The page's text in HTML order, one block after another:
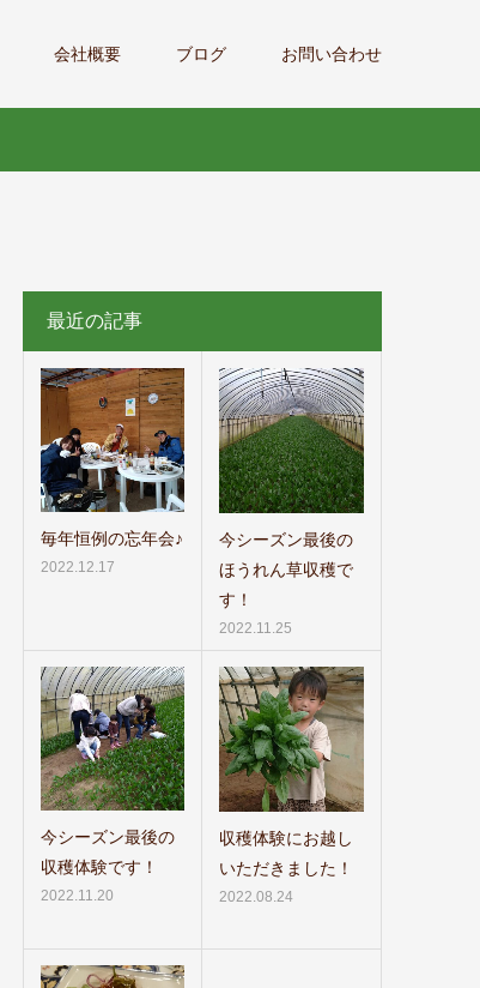
会社概要 ブログ お問い合わせ
最近の記事
毎年恒例の忘年会♪
2022.12.17
今シーズン最後の
ほうれん草収穫で
す！
2022.11.25
今シーズン最後の
収穫体験です！
2022.11.20
収穫体験にお越し
いただきました！
2022.08.24